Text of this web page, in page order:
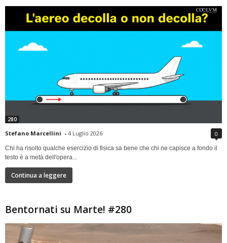
280
Stefano Marcellini - 4 Luglio 2026 0
Chi ha risolto qualche esercizio di fisica sa bene che chi ne capisce a fondo il
testo è a metà dell'opera...
Continua a leggere
Bentornati su Marte! #280